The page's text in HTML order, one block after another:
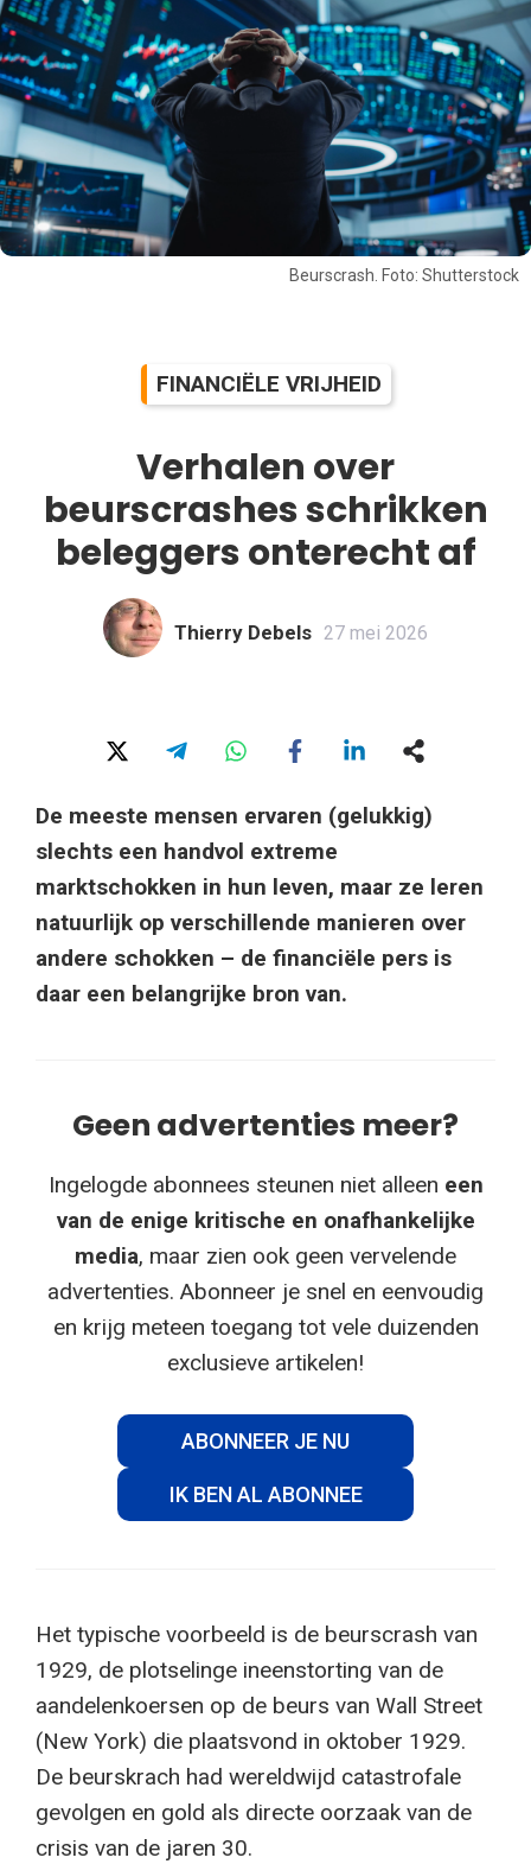
Beurscrash. Foto: Shutterstock
FINANCIËLE VRIJHEID
Verhalen over
beurscrashes schrikken
beleggers onterecht af
Thierry Debels 27 mei 2026
De meeste mensen ervaren (gelukkig)
slechts een handvol extreme
marktschokken in hun leven, maar ze leren
natuurlijk op verschillende manieren over
andere schokken – de financiële pers is
daar een belangrijke bron van.
Geen advertenties meer?
Ingelogde abonnees steunen niet alleen een
van de enige kritische en onafhankelijke
media, maar zien ook geen vervelende
advertenties. Abonneer je snel en eenvoudig
en krijg meteen toegang tot vele duizenden
exclusieve artikelen!
ABONNEER JE NU
IK BEN AL ABONNEE
Het typische voorbeeld is de beurscrash van
1929, de plotselinge ineenstorting van de
aandelenkoersen op de beurs van Wall Street
(New York) die plaatsvond in oktober 1929.
De beurskrach had wereldwijd catastrofale
gevolgen en gold als directe oorzaak van de
crisis van de jaren 30.